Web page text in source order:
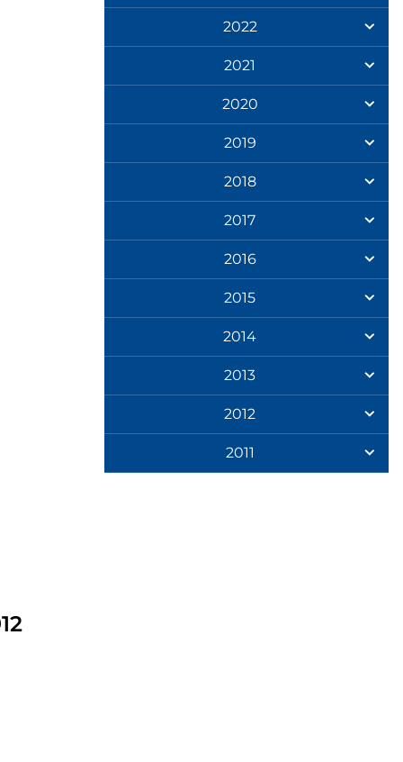
2022
2021
2020
2019
2018
2017
2016
2015
2014
2013
2012
2011